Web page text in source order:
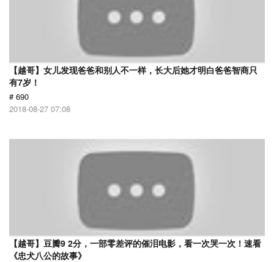
【越哥】女儿发现爸爸和别人不一样，长大后她才明白爸爸智商只
有7岁！
# 690
2018-08-27 07:08
【越哥】豆瓣9 2分，一部零差评的催泪电影，看一次哭一次！速看
《忠犬八公的故事》